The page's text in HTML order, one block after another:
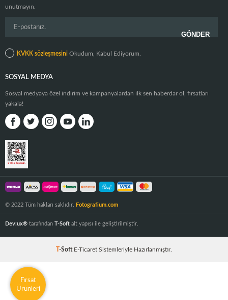
unutmayın.
KVKK sözleşmesini Okudum, Kabul Ediyorum.
SOSYAL MEDYA
Sosyal medyaya özel indirim ve kampanyalardan ilk sen haberdar ol, fırsatları
yakala!
© 2022 Tüm hakları saklıdır. Fotografium.com
Dev:ux® tarafından T-Soft alt yapısı ile geliştirilmiştir.
T-Soft E-Ticaret Sistemleriyle Hazırlanmıştır.
Fırsat
Ürünleri